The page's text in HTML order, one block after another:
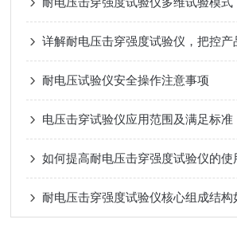
详解耐电压击穿强度试验仪，把控
耐电压试验仪安全操作注意事项
电压击穿试验仪应用范围及满足标准
如何提高耐电压击穿强度试验仪的使
耐电压击穿强度试验仪核心组成结构